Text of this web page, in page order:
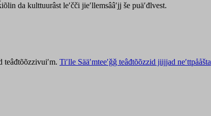
da kulttuurâst leʹčči jieʹllemsââʹjj še puäʹđlvest.
teâđtõõzzivuiʹm. Tiʹlle Sääʹmteeʹǧǧ teâđtõõzzid jiijjad neʹttpååšta